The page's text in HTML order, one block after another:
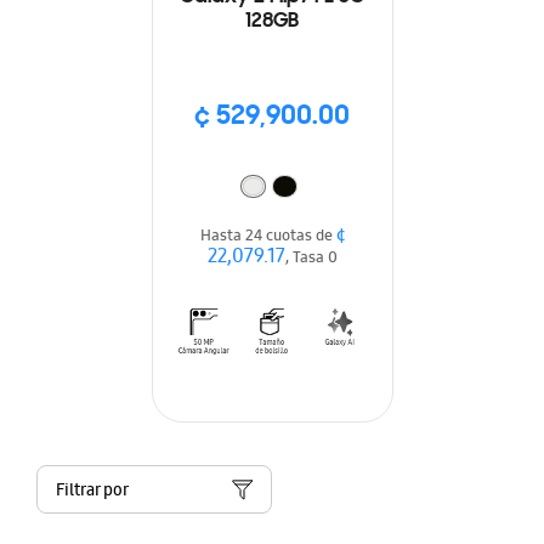
128GB
¢ 529,900.00
Hasta 24 cuotas de¢
22,079.17, Tasa 0
Filtrar por